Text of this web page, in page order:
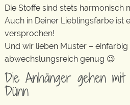
Die Stoffe sind stets harmonisch
Auch in Deiner Lieblingsfarbe ist
versprochen!
Und wir lieben Muster – einfarbig
abwechslungsreich genug 😉
Die Anhänger gehen
Dünn